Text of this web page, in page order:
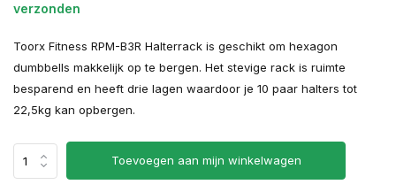
verzonden
Toorx Fitness RPM-B3R Halterrack is geschikt om hexagon
dumbbells makkelijk op te bergen. Het stevige rack is ruimte
besparend en heeft drie lagen waardoor je 10 paar halters tot
22,5kg kan opbergen.
Toevoegen aan mijn winkelwagen